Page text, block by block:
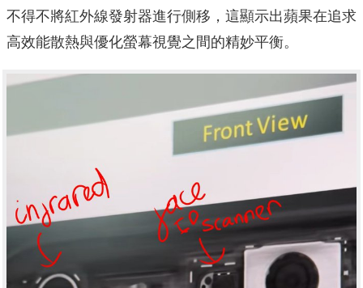
不得不將紅外線發射器進行側移，這顯示出蘋果在追求
高效能散熱與優化螢幕視覺之間的精妙平衡。